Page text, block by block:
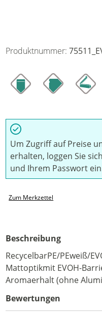
Produktnummer:
Um Zugriff auf Preise
erhalten, loggen Sie
und Ihrem Passwort
Zum Merkzettel
Beschreibung
RecycelbarPE/PEweiß/
Mattoptikmit EVOH-
Aromaerhalt (ohne
Bewertungen